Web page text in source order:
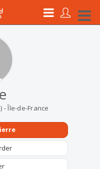
- Île-de-France